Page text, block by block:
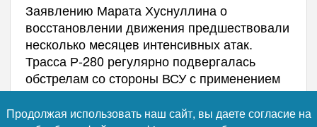
Заявлению Марата Хуснуллина о
восстановлении движения предшествовали
несколько месяцев интенсивных атак.
Трасса Р-280 регулярно подвергалась
обстрелам со стороны ВСУ с применением
беспилотников и дистанционного
минирования, при этом основными
Продолжая использовать наш сайт, вы даете согласие на